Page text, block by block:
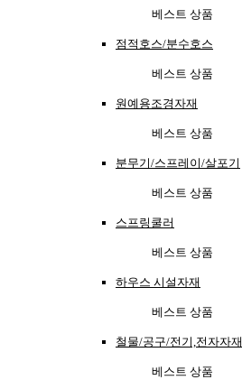
베스트 상품
점적호스/분수호스
베스트 상품
원예용조경자재
베스트 상품
분무기/스프레이/살포기
베스트 상품
스프링쿨러
베스트 상품
하우스 시설자재
베스트 상품
철물/공구/전기,전자자재
베스트 상품